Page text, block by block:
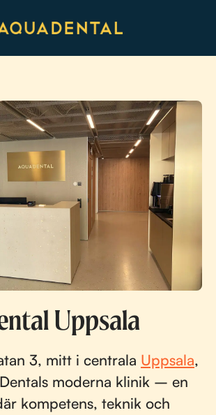
Uppsala
3, mitt i centrala Uppsala,
moderna klinik – en
kompetens, teknik och